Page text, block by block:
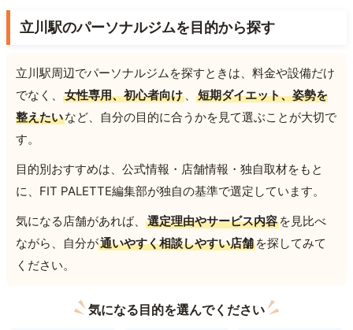
立川駅のパーソナルジムを目的から探す
立川駅周辺でパーソナルジムを探すときは、料金や設備だけ
でなく、
女性専用、初心者向け 、
短期ダイエット、姿勢を
整えたいなど、自分の目的に合うかを見て選ぶことが大切で
す。
目的別おすすめは、公式情報・店舗情報・独自取材をもと
に、FIT PALETTE編集部が独自の基準で選定しています。
気になる店舗があれば、
選定理由やサービス内容 を見比べ
ながら、自分が通いやすく相談しやすい店舗 を探してみて
ください。
気になる目的を選んでください